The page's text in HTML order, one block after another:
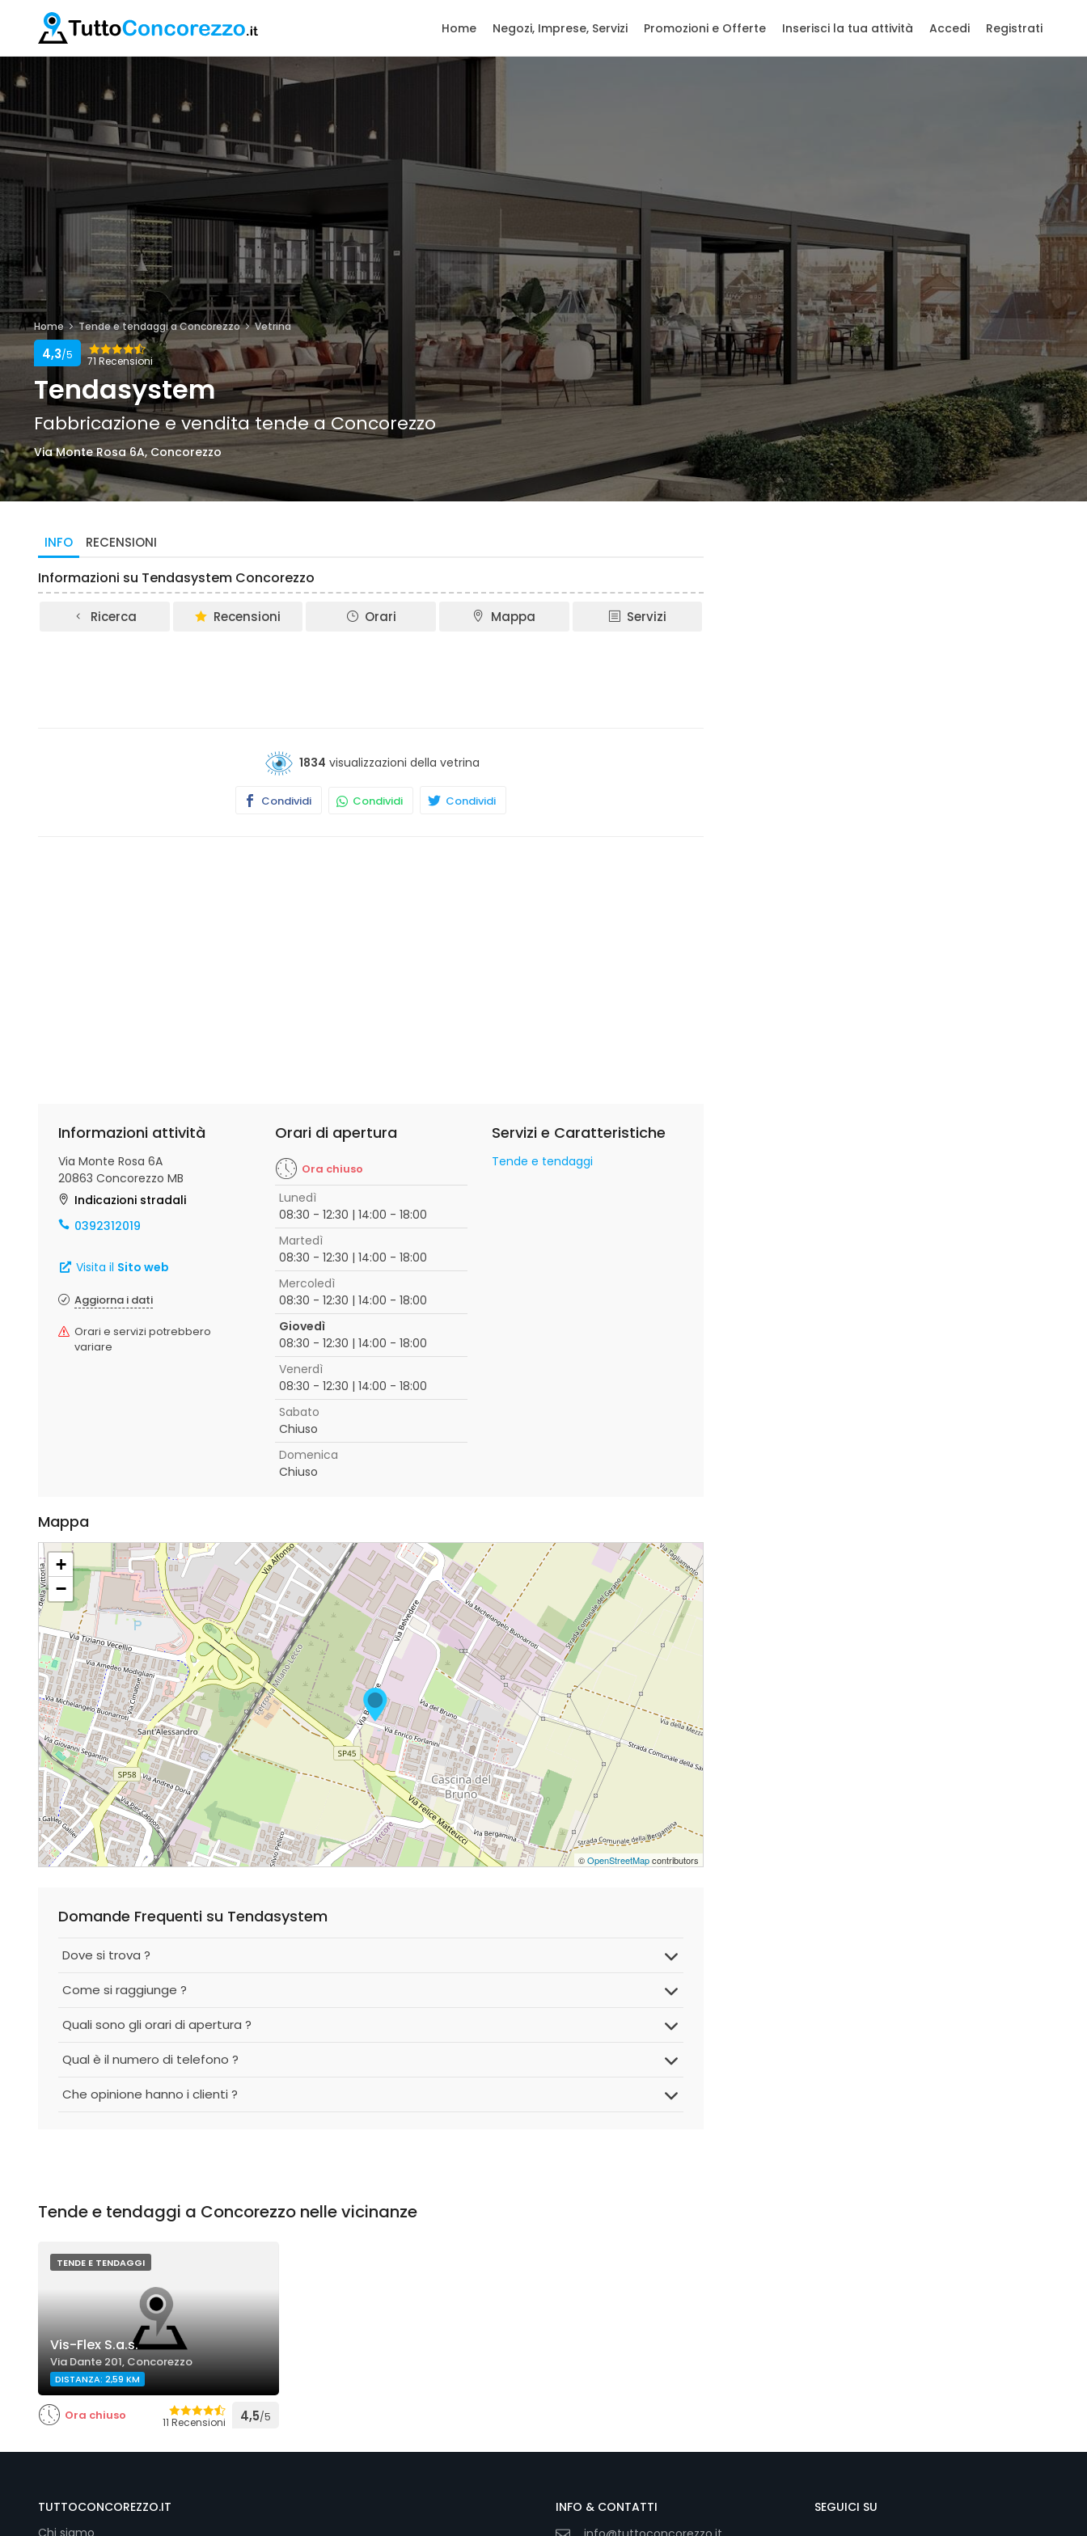
Home Negozi, Imprese, Servizi Promozioni e Offerte Inserisci la tua attività Accedi Registrati
Home Tende e tendaggi a Concorezzo Vetrina
71 Recensioni
4,3/5
Tendasystem
Fabbricazione e vendita tende a Concorezzo
Via Monte Rosa 6A, Concorezzo
INFO RECENSIONI
Informazioni su Tendasystem Concorezzo
Ricerca Recensioni Orari Mappa Servizi
1834 visualizzazioni della vetrina
Condividi Condividi Condividi
Informazioni attività
Via Monte Rosa 6A
20863 Concorezzo MB
Indicazioni stradali
0392312019
Visita il Sito web
Aggiorna i dati
Orari e servizi potrebbero
variare
Orari di apertura
Ora chiuso
Lunedì
08:30 - 12:30 | 14:00 - 18:00
Martedì
08:30 - 12:30 | 14:00 - 18:00
Mercoledì
08:30 - 12:30 | 14:00 - 18:00
Giovedì
08:30 - 12:30 | 14:00 - 18:00
Venerdì
08:30 - 12:30 | 14:00 - 18:00
Sabato
Chiuso
Domenica
Chiuso
Servizi e Caratteristiche
Tende e tendaggi
Mappa
+
−
©OpenStreetMapcontributors
Domande Frequenti su Tendasystem
Dove si trova ?
Come si raggiunge ?
Quali sono gli orari di apertura ?
Qual è il numero di telefono ?
Che opinione hanno i clienti ?
Tende e tendaggi a Concorezzo nelle vicinanze
TENDE E TENDAGGI
Vis-Flex S.a.s.
Via Dante 201, Concorezzo
DISTANZA: 2,59 KM
Ora chiuso 11 Recensioni 4,5/5
TUTTOCONCOREZZO.IT
Chi siamo
INFO & CONTATTI
SEGUICI SU